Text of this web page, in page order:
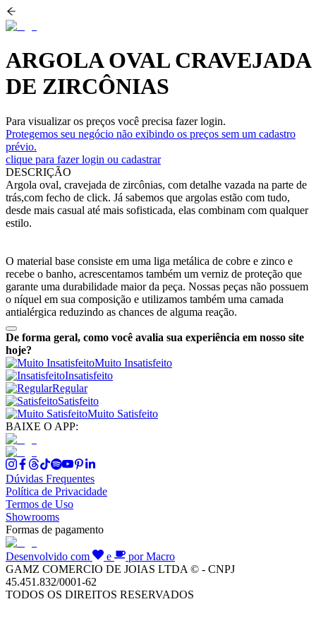
ARGOLA OVAL CRAVEJADA
DE ZIRCÔNIAS
Para visualizar os preços você precisa fazer login.
Protegemos seu negócio não exibindo os preços sem um cadastro
prévio.
clique para fazer login ou cadastrar
DESCRIÇÃO
Argola oval, cravejada de zircônias, com detalhe vazada na parte de
trás,com fecho de click. Já sabemos que argolas estão com tudo,
desde mais casual até mais sofisticada, elas combinam com qualquer
estilo.
O material base consiste em uma liga metálica de cobre e zinco e
recebe o banho, acrescentamos também um verniz de proteção que
garante uma durabilidade maior da peça. Nossas peças não possuem
o níquel em sua composição e utilizamos também uma camada
antialérgica reduzindo as chances de alguma reação.
De forma geral, como você avalia sua experiência em nosso site
hoje?
Muito Insatisfeito
Insatisfeito
Regular
Satisfeito
Muito Satisfeito
BAIXE O APP:
Dúvidas Frequentes
Política de Privacidade
Termos de Uso
Showrooms
Formas de pagamento
Desenvolvido com e
por Macro
GAMZ COMERCIO DE JOIAS LTDA © - CNPJ
45.451.832/0001-62
TODOS OS DIREITOS RESERVADOS